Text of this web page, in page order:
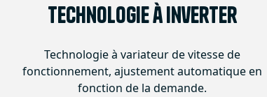
Technologie à Inverter
Technologie à variateur de vitesse de
fonctionnement, ajustement automatique en
fonction de la demande.